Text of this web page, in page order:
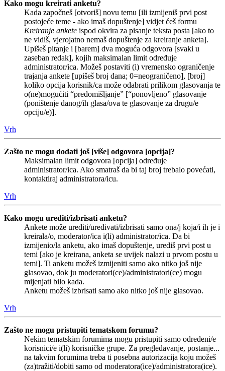
Kako mogu kreirati anketu?
Kada započneš [otvoriš] novu temu [ili izmijeniš prvi post
postojeće teme - ako imaš dopuštenje] vidjet ćeš formu
Kreiranje ankete ispod okvira za pisanje teksta posta [ako to
ne vidiš, vjerojatno nemaš dopuštenje za kreiranje anketa].
Upišeš pitanje i [barem] dva moguća odgovora [svaki u
zaseban redak], kojih maksimalan limit određuje
administrator/ica. Možeš postaviti (i) vremensko ograničenje
trajanja ankete [upišeš broj dana; 0=neograničeno], [broj]
koliko opcija korisnik/ca može odabrati prilikom glasovanja te
o(ne)mogućiti “predomišljanje” [“ponovljeno” glasovanje
(poništenje danog/ih glasa/ova te glasovanje za drugu/e
opciju/e)].
Vrh
Zašto ne mogu dodati još [više] odgovora [opcija]?
Maksimalan limit odgovora [opcija] određuje
administrator/ica. Ako smatraš da bi taj broj trebalo povećati,
kontaktiraj administratora/icu.
Vrh
Kako mogu urediti/izbrisati anketu?
Ankete može urediti/uređivati/izbrisati samo ona/j koja/i ih je i
kreirala/o, moderator/ica i(li) administrator/ica. Da bi
izmijenio/la anketu, ako imaš dopuštenje, urediš prvi post u
temi [ako je kreirana, anketa se uvijek nalazi u prvom postu u
temi]. Ti anketu možeš izmijeniti samo ako nitko još nije
glasovao, dok ju moderatori(ce)/administratori(ce) mogu
mijenjati bilo kada.
Anketu možeš izbrisati samo ako nitko još nije glasovao.
Vrh
Zašto ne mogu pristupiti tematskom forumu?
Nekim tematskim forumima mogu pristupiti samo određeni/e
korisnici/e i(li) korisničke grupe. Za pregledavanje, postanje...
na takvim forumima treba ti posebna autorizacija koju možeš
(za)tražiti/dobiti samo od moderatora(ice)/administratora(ice).